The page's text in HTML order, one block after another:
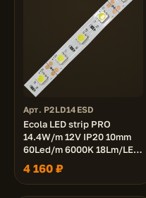
Арт. P2LD14ESD
Ecola LED strip PRO
14.4W/m 12V IP20 10mm
60Led/m 6000K 18Lm/LED
1080Lm/m светодиодная
лента на катушке 50м.
4 160 ₽